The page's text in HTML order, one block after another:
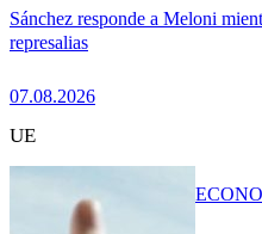
Sánchez responde a Meloni
represalias
07.08.2026
UE